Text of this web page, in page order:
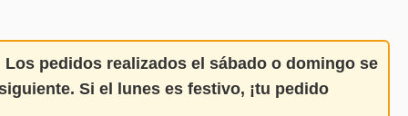
Los pedidos realizados el sábado o domingo se
. Si el lunes es festivo, ¡tu pedido